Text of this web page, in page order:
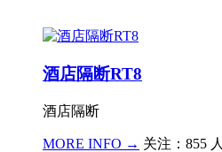
酒店隔断RT8
酒店隔断
MORE INFO → 关注：855 人